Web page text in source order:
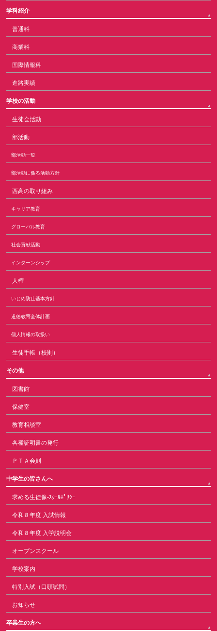
学科紹介
普通科
商業科
国際情報科
進路実績
学校の活動
生徒会活動
部活動
部活動一覧
部活動に係る活動方針
西高の取り組み
キャリア教育
グローバル教育
社会貢献活動
インターンシップ
人権
いじめ防止基本方針
道徳教育全体計画
個人情報の取扱い
生徒手帳（校則）
その他
図書館
保健室
教育相談室
各種証明書の発行
ＰＴＡ会則
中学生の皆さんへ
求める生徒像-ｽｸｰﾙﾎﾟﾘｼｰ
令和８年度 入試情報
令和８年度 入学説明会
オープンスクール
学校案内
特別入試（口頭試問）
お知らせ
卒業生の方へ